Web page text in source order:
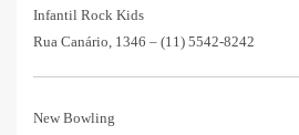
Infantil Rock Kids
Rua Canário, 1346 – (11) 5542-8242
New Bowling